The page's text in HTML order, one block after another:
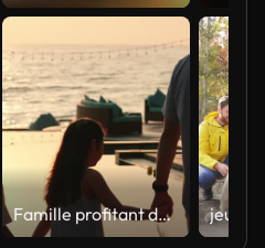
Famille profitant de la vue sur l’océan à l’heure du coucher du soleil